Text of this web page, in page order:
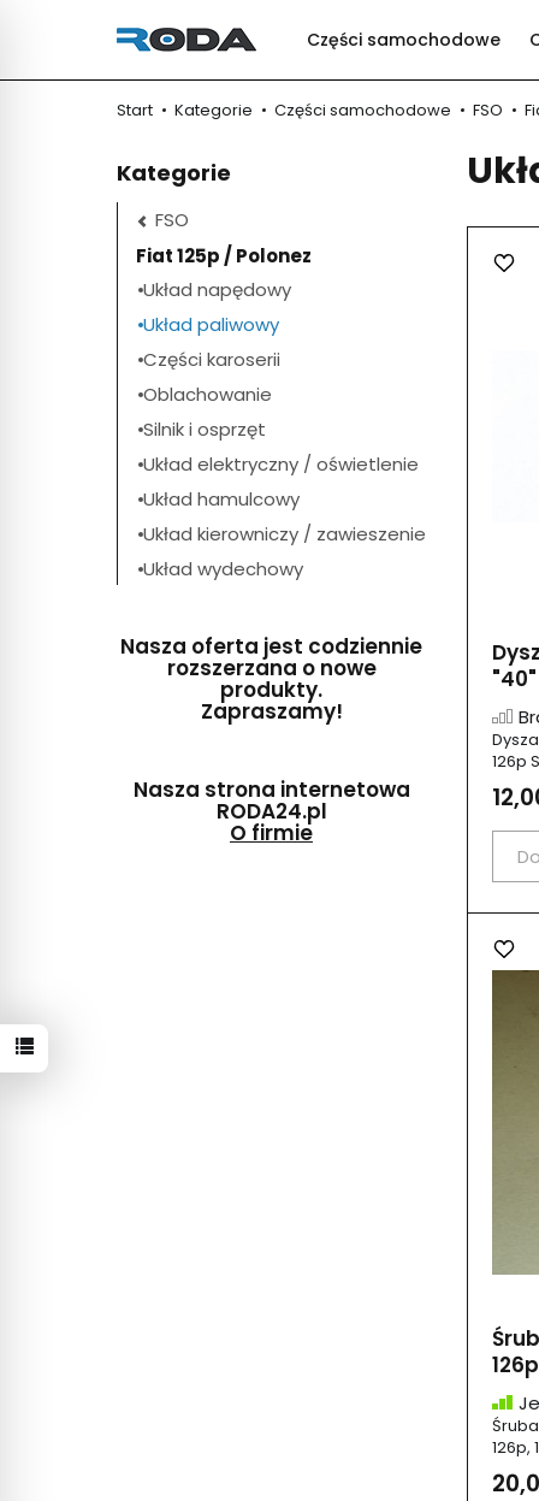
Części samochodowe
Start Kategorie Części samochodowe FSO
"40"
126p
126p,
Kategorie
FSO
Fiat 125p / Polonez
Układ napędowy
Układ paliwowy
Części karoserii
Oblachowanie
Silnik i osprzęt
Układ elektryczny / oświetlenie
Układ hamulcowy
Układ kierowniczy / zawieszenie
Układ wydechowy
Nasza oferta jest codziennie
rozszerzana o nowe
produkty.
Zapraszamy!
Nasza strona internetowa
RODA24.pl
O firmie